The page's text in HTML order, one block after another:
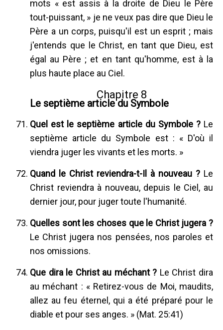
mots « est assis à la droite de Dieu le Père
tout-puissant, » je ne veux pas dire que Dieu le
Père a un corps, puisqu'il est un esprit ; mais
j'entends que le Christ, en tant que Dieu, est
égal au Père ; et en tant qu'homme, est à la
plus haute place au Ciel.
Chapitre 8
Le septième article du Symbole
Quel est le septième article du Symbole ?Le
septième article du Symbole est : « D'où il
viendra juger les vivants et les morts. »
Quand le Christ reviendra-t-Il à nouveau ? Le
Christ reviendra à nouveau, depuis le Ciel, au
dernier jour, pour juger toute l'humanité.
Quelles sont les choses que le Christ jugera ?
Le Christ jugera nos pensées, nos paroles et
nos omissions.
Que dira le Christ au méchant ? Le Christ dira
au méchant : « Retirez-vous de Moi, maudits,
allez au feu éternel, qui a été préparé pour le
diable et pour ses anges. » (Mat. 25:41)